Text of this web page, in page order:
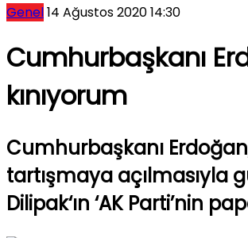
Genel14 Ağustos 2020 14:30
Cumhurbaşkanı
kınıyorum
Cumhurbaşkanı
tartışmaya açılmasıyla
Dilipak‘ın ‘AK Parti’nin